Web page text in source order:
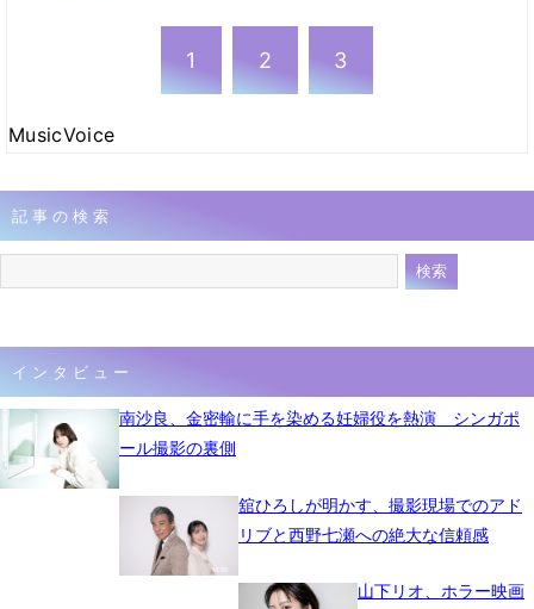
1 2 3
MusicVoice
記事の検索
インタビュー
南沙良、金密輸に手を染める妊婦役を熱演 シンガポ
ール撮影の裏側
舘ひろしが明かす、撮影現場でのアド
リブと西野七瀬への絶大な信頼感
山下リオ、ホラー映画